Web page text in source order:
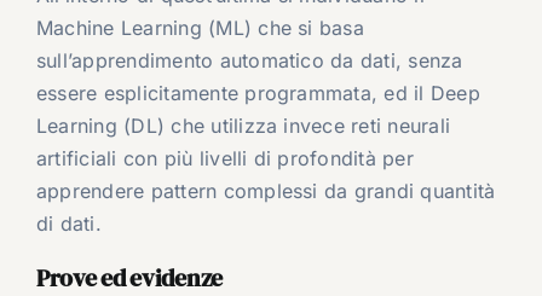
Machine Learning (ML) che si basa
sull’apprendimento automatico da dati, senza
essere esplicitamente programmata, ed il Deep
Learning (DL) che utilizza invece reti neurali
artificiali con più livelli di profondità per
apprendere pattern complessi da grandi quantità
di dati.
Prove ed evidenze